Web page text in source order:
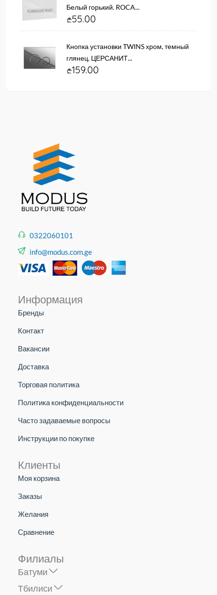
Белый горький. ROCA...
55.00
Кнопка установки TWINS хром, темный
глянец. ЦЕРСАНИТ...
159.00
0322060101
info@modus.com.ge
Информация
Бренды
Контакт
Вакансии
Доставка
Торговая политика
Политика конфиденциальности
Часто задаваемые вопросы
Инструкции по покупке
Клиенты
Моя корзина
Заказы
Желания
Сравнение
Филиалы
Батуми
Тбилиси